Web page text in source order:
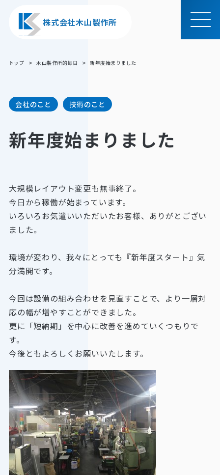
株式会社木山製作所
MEN
U
トップ 木山製作所的毎日 新年度始まりました
会社のこと 技術のこと
新年度始まりました
大規模レイアウト変更も無事終了。
今日から稼働が始まっています。
いろいろお気遣いいただいたお客様、ありがとござい
ました。
環境が変わり、我々にとっても『新年度スタート』気
分満開です。
今回は設備の組み合わせを見直すことで、より一層対
応の幅が増やすことができました。
更に「短納期」を中心に改善を進めていくつもりで
す。
今後ともよろしくお願いいたします。